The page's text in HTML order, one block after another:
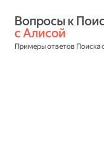
с Алисой
Примеры ответов Поиска